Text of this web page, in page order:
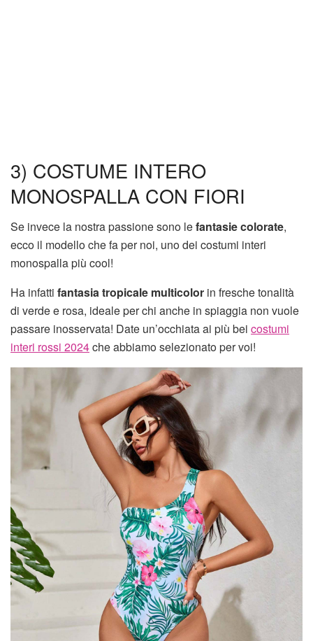
3) COSTUME INTERO
MONOSPALLA CON FIORI
Se invece la nostra passione sono lefantasie colorate,
ecco il modello che fa per noi, uno dei costumi interi
monospalla più cool!
Ha infatti fantasia tropicale multicolor in fresche tonalità
di verde e rosa, ideale per chi anche in spiaggia non vuole
passare inosservata! Date un’occhiata ai più bei costumi
interi rossi 2024che abbiamo selezionato per voi!